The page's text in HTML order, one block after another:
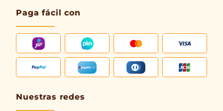
Paga fácil con
Nuestras redes